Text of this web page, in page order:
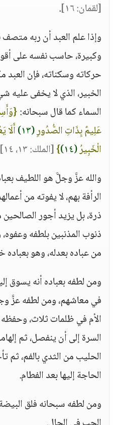
[لقمان: ١٦]
.
وإذا علم العبد أن ربه
وكبيرة، حاسب نفسه على
حركاته وسكناته، فإن
الخبير، الذي لا يخفى
السماء كما قال سبحانه:
عَلِيمٌ بِذَاتِ الصُّدُورِ(١٣)
الْخَبِيرُ(١٤) }[الملك: ١٣، ١٤]
والله عزَّ وجلَّ هو اللطيف
الرأفة بهم، لا يفوته من
ذرة، بل يزيد أجور
ذنوب المذنبين بلطفه
من عباده بعدله، وهو بعباده
ومن لطفه بعباده أنه يسوق
في معاشهم، ومن لطفه عزَّ
الأم في ظلمات ثلاث،
السرة إلى أن ينفصل، ثم
الحليب من الثدي بالفم، ثم
الحاجة إليها بعد الفطام.
ومن لطفه سبحانه فلق